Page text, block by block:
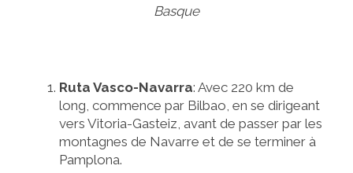
Basque
Ruta Vasco-Navarra: Avec 220 km de
long, commence par Bilbao, en se dirigeant
vers Vitoria-Gasteiz, avant de passer par les
montagnes de Navarre et de se terminer à
Pamplona.